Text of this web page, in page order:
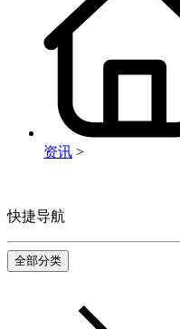
资讯 >
快捷导航
全部分类